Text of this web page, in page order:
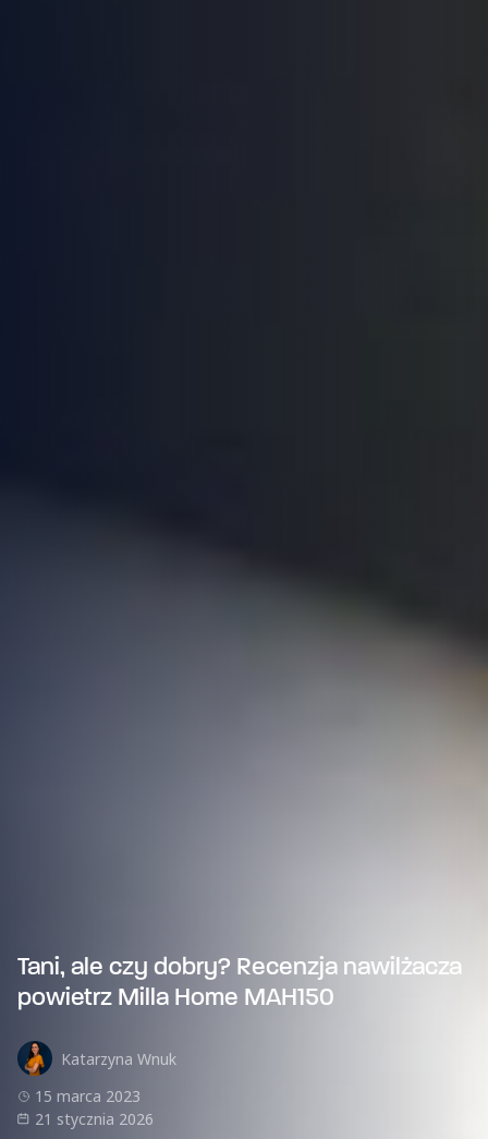
Tani, ale czy dobry? Recenzja nawilżacza
powietrz Milla Home MAH150
Katarzyna Wnuk
15 marca 2023
21 stycznia 2026